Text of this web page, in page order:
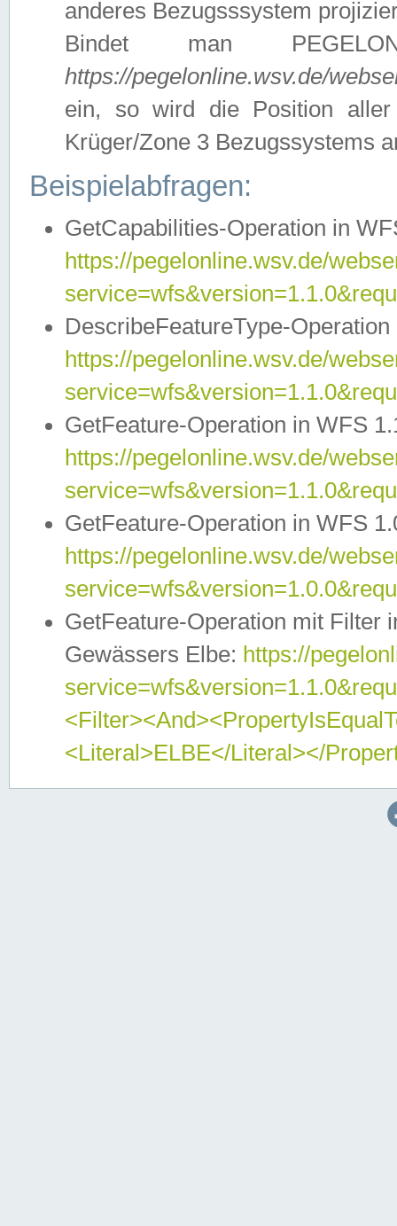
anderes Bezugsssystem
Bindet man
https://pegelonline.wsv.de/
ein, so wird die Position
Krüger/Zone 3 Bezugssystems
Beispielabfragen:
GetCapabilities-Operation in
https://pegelonline.wsv.de/
DescribeFeatureType-
https://pegelonline.wsv.de/
GetFeature-Operation in WFS
https://pegelonline.wsv.de/
GetFeature-Operation in WFS
https://pegelonline.wsv.de/
GetFeature-Operation mit Filter
Gewässers Elbe: https://
<Literal>ELBE</Literal></